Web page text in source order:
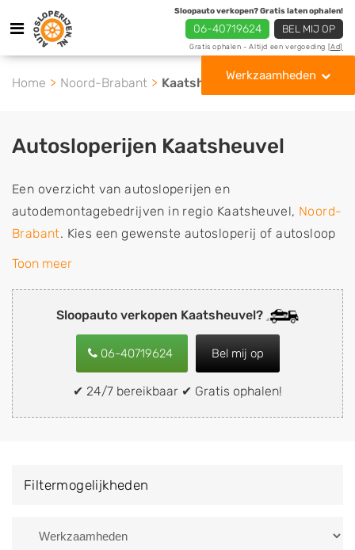
Sloopauto verkopen? Gratis laten ophalen!
06-40719624 BEL MIJ OP
Gratis ophalen - Altijd een vergoeding [Ad]
Werkzaamheden
Home Noord-Brabant Kaatsheuvel
Sloopauto verkopen Kaatsheuvel?
06-40719624 Bel mij op
✔ 24/7 bereikbaar ✔ Gratis ophalen!
Autosloperijen Kaatsheuvel
Een overzicht van autosloperijen en
autodemontagebedrijven in regio Kaatsheuvel, Noord-
Brabant. Kies een gewenste autosloperij of autosloop
uit de lijst die gespecialiseerd is in de verkoop van
de inkoop van sloopauto's, schadeauto's en
tweedehands auto's (ook zonder apk keuring). Wilt u
uw auto, camper, vrachtwagen, motor of brommobiel
snel en eenvoudig verkopen aan een
demontagebedrijf in de buurt, deze zelf wegbrengen
naar de sloop of deze liever laten ophalen op een
van Kaatsheuvel en ontvang een vergoeding voor uw
Zoekt u liever naar een sloperij in een andere plaats of
Toon meer
Filtermogelijkheden